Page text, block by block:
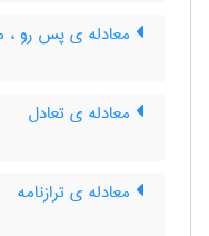
معادله ی پس رو ،
معادله ی تعادل
معادله ی ترازنامه